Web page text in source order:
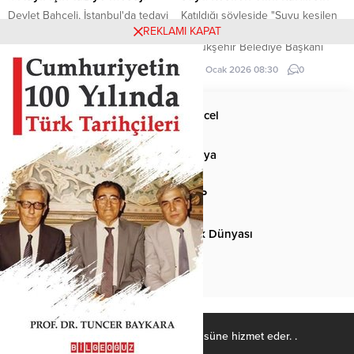
Devlet Bahçeli, İstanbul'da tedavi
gördüğü hastanede hayatını
için taziye mesajı yayımladı.
14 Mart 2026 00:00 0
Katıldığı söyleşide "Suyu kesilen
elini kaldırsın" diyen Ankara
Büyükşehir Belediye Başkanı
Mansur Yavaş, gençlerin yarısının
elini kaldırması sonucu neye
29 Ocak 2026 08:30 0
Anasayfa Güncel
Siyaset Dünya
Spor MHP
Kültür-Sanat Türk Dünyası
Basından
Ülkücü Kadro, Türk-İslâm ülküsüne hizmet eder. .
REKLAMI KAPAT